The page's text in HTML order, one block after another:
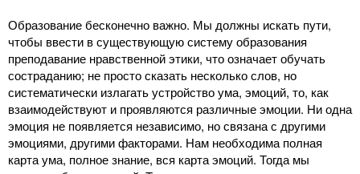
Образование бесконечно важно. Мы должны искать пути,
чтобы ввести в существующую систему образования
преподавание нравственной этики, что означает обучать
состраданию; не просто сказать несколько слов, но
систематически излагать устройство ума, эмоций, то, как
взаимодействуют и проявляются различные эмоции. Ни одна
эмоция не появляется независимо, но связана с другими
эмоциями, другими факторами. Нам необходима полная
карта ума, полное знание, вся карта эмоций. Тогда мы